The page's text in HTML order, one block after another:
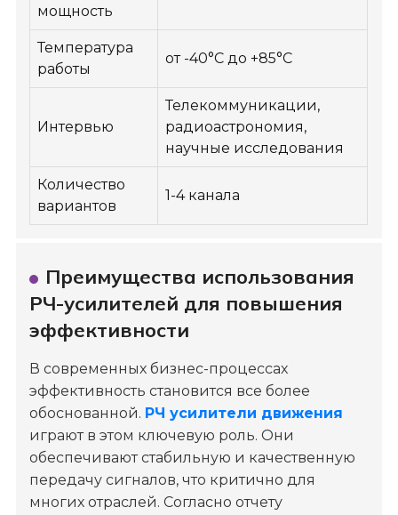
мощность
Температура
работы
от -40°C до +85°C
Интервью
Телекоммуникации,
радиоастрономия,
научные исследования
Количество
вариантов
1-4 канала
Преимущества использования
РЧ-усилителей для повышения
эффективности
В современных бизнес-процессах
эффективность становится все более
обоснованной. РЧ усилители движения
играют в этом ключевую роль. Они
обеспечивают стабильную и качественную
передачу сигналов, что критично для
многих отраслей. Согласно отчету